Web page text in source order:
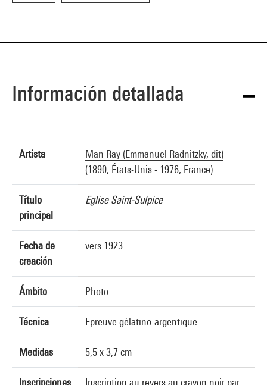
Información detallada
Artista
Man Ray (Emmanuel Radnitzky, dit)
(1890, États-Unis - 1976, France)
Título
principal
Eglise Saint-Sulpice
Fecha de
creación
vers 1923
Ámbito Photo
Técnica Epreuve gélatino-argentique
Medidas 5,5 x 3,7 cm
Inscripciones Inscription au revers au crayon noir par